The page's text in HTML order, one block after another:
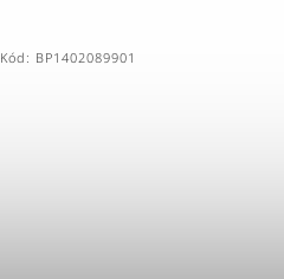
Kód: BP1402089901